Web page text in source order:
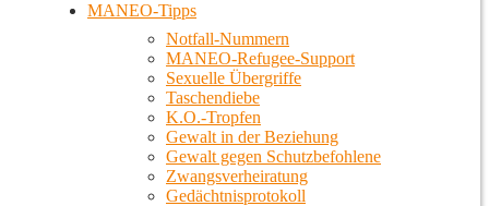
MANEO-Tipps
Notfall-Nummern
MANEO-Refugee-Support
Sexuelle Übergriffe
Taschendiebe
K.O.-Tropfen
Gewalt in der Beziehung
Gewalt gegen Schutzbefohlene
Zwangsverheiratung
Gedächtnisprotokoll